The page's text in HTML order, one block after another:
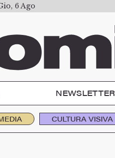
6 Ago
NEWSLETTER
CULTURA VISIVA